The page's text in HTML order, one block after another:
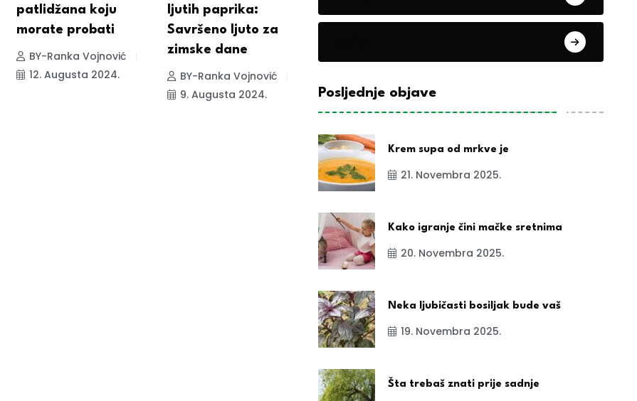
patlidžana koju
morate probati
BY-Ranka Vojnović
12. Augusta 2024.
ljutih paprika:
Savršeno ljuto za
zimske dane
BY-Ranka Vojnović
9. Augusta 2024.
Posljednje objave
Krem supa od mrkve je
21. Novembra 2025.
Kako igranje čini mačke sretnima
20. Novembra 2025.
Neka ljubičasti bosiljak bude vaš
19. Novembra 2025.
Šta trebaš znati prije sadnje